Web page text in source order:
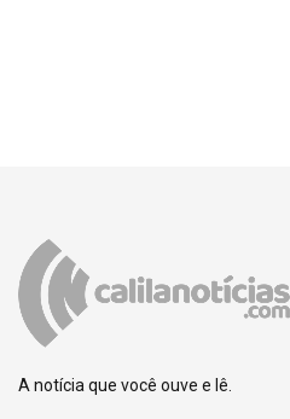
A notícia que você ouve e lê.